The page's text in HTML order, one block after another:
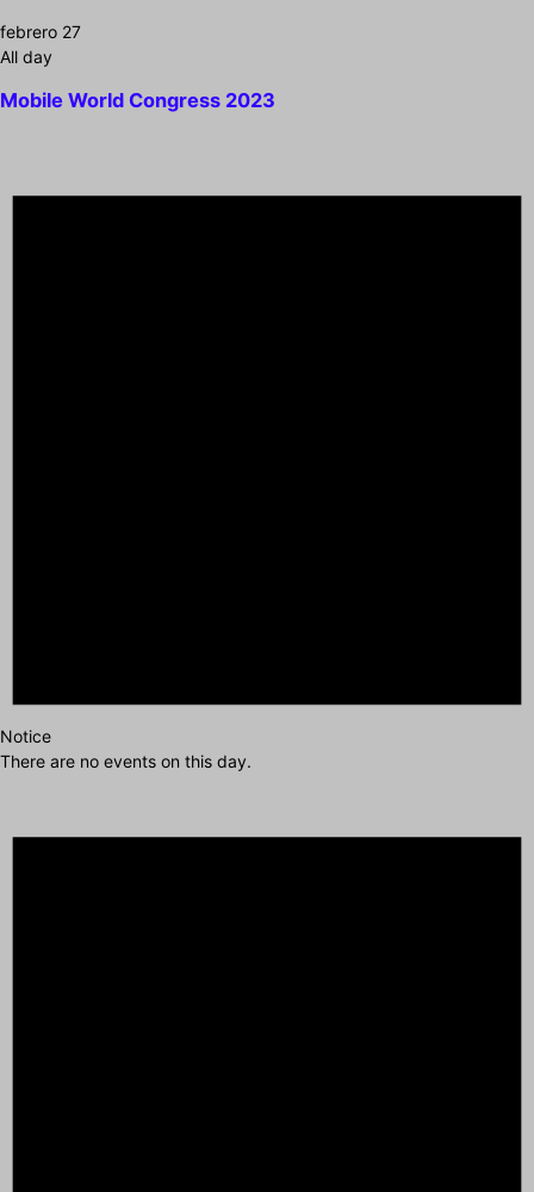
febrero 27
All day
Mobile World Congress 2023
Notice
There are no events on this day.